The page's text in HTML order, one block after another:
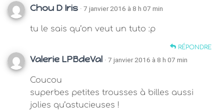
Chou D Iris · 7 janvier 2016 à 8 h 07 min
tu le sais qu’on veut un tuto :p
RÉPONDRE
Valerie LPBdeVal · 7 janvier 2016 à 8 h 07 min
Coucou
superbes petites trousses à billes aussi
jolies qu’astucieuses !